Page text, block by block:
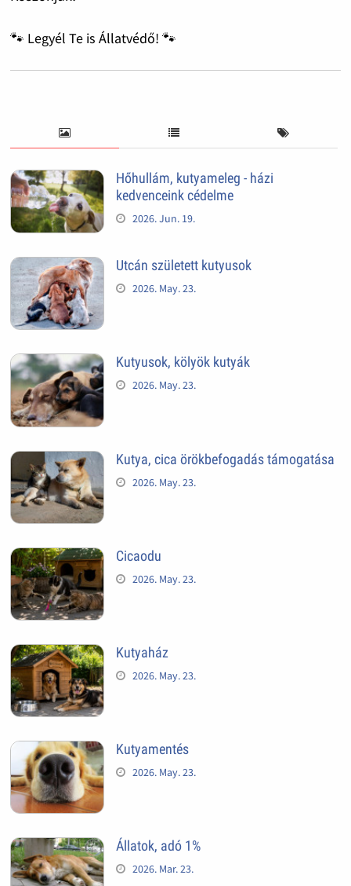
🐾 Legyél Te is Állatvédő! 🐾
Hőhullám, kutyameleg - házi
kedvenceink cédelme
2026. Jun. 19.
Utcán született kutyusok
2026. May. 23.
Kutyusok, kölyök kutyák
2026. May. 23.
Kutya, cica örökbefogadás támogatása
2026. May. 23.
Cicaodu
2026. May. 23.
Kutyaház
2026. May. 23.
Kutyamentés
2026. May. 23.
Állatok, adó 1%
2026. Mar. 23.